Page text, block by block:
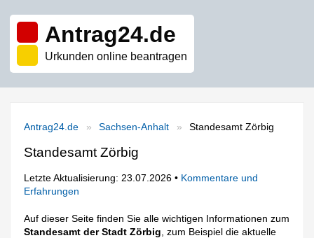
Antrag24.de
Urkunden online beantragen
Antrag24.de Sachsen-Anhalt Standesamt Zörbig
Standesamt Zörbig
Letzte Aktualisierung: 23.07.2026 • Kommentare und
Erfahrungen
Auf dieser Seite finden Sie alle wichtigen Informationen zum
Standesamt der Stadt Zörbig , zum Beispiel die aktuelle